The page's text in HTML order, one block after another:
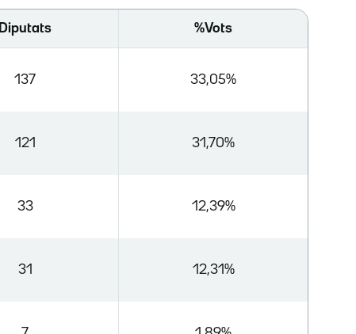
Diputats %Vots
137 33,05%
121 31,70%
33 12,39%
31 12,31%